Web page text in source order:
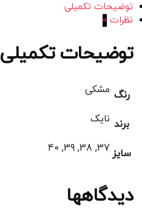
توضیحات تکمیلی
نظرات 0
توضیحات تکمیلی
رنگ مشکی
برند نایک
سایز 37, 38, 39, 40
دیدگاهها